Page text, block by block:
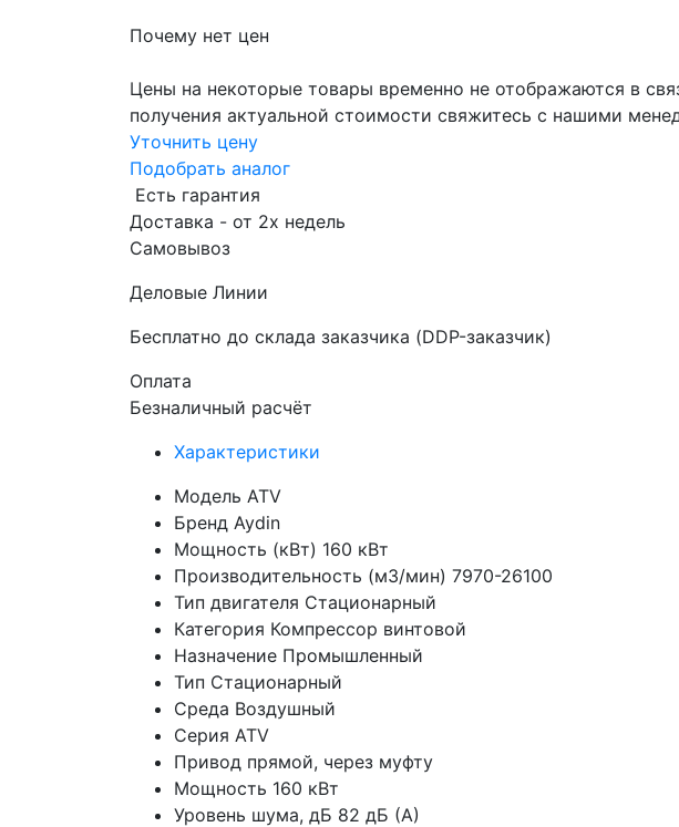
Почему нет цен
Цены на некоторые товары временно не отображаются в
получения актуальной стоимости свяжитесь с нашими
Уточнить цену
Подобрать аналог
Есть гарантия
Доставка - от 2х недель
Самовывоз
Деловые Линии
Бесплатно до склада заказчика (DDP-заказчик)
Оплата
Безналичный расчёт
Характеристики
Модель ATV
Бренд Aydin
Мощность (кВт) 160 кВт
Производительность (м3/мин) 7970-26100
Тип двигателя Стационарный
Категория Компрессор винтовой
Назначение Промышленный
Тип Стационарный
Среда Воздушный
Серия ATV
Привод прямой, через муфту
Мощность 160 кВт
Уровень шума, дБ 82 дБ (А)